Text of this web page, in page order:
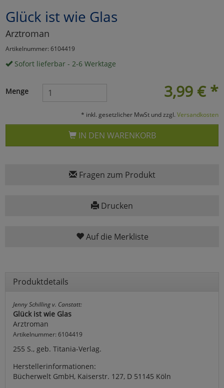
Glück ist wie Glas
Arztroman
Artikelnummer: 6104419
Sofort lieferbar - 2-6 Werktage
3,99 € *
Menge
* inkl. gesetzlicher MwSt und zzgl. Versandkosten
IN DEN WARENKORB
Fragen zum Produkt
Drucken
Auf die Merkliste
Produktdetails
Jenny Schilling v. Canstatt:
Glück ist wie Glas
Arztroman
Artikelnummer: 6104419
255 S., geb. Titania-Verlag.
Herstellerinformationen:
Bücherwelt GmbH, Kaiserstr. 127, D 51145 Köln
Marketing
Umfragetools
Cookies
Alle Akzeptieren
Cookies
zurückzu Haupptseite